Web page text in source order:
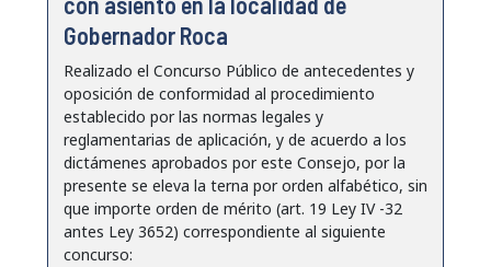
Gobernador Roca
Realizado el Concurso Público de antecedentes y
oposición de conformidad al procedimiento
establecido por las normas legales y
reglamentarias de aplicación, y de acuerdo a los
dictámenes aprobados por este Consejo, por la
presente se eleva la terna por orden alfabético, sin
que importe orden de mérito (art. 19 Ley IV -32
antes Ley 3652) correspondiente al siguiente
concurso: